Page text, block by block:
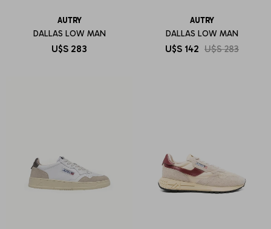
AUTRY
DALLAS LOW MAN
U$S 283
AUTRY
DALLAS LOW MAN
U$S 142 U$S 283